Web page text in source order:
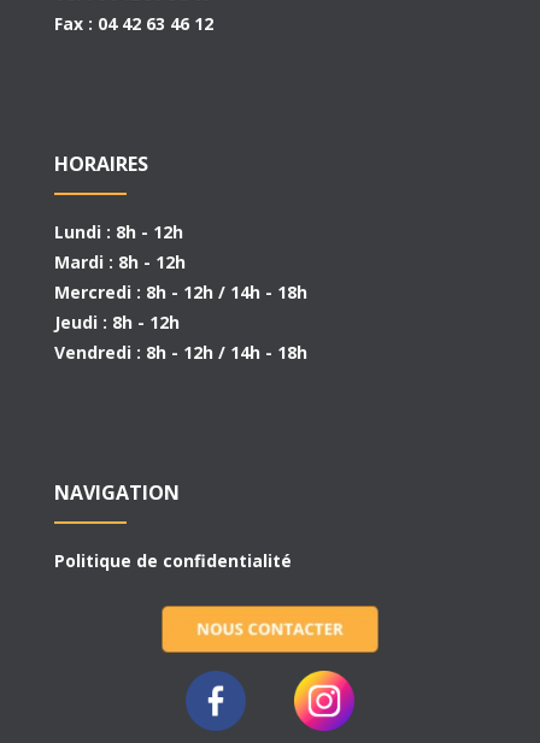
Fax : 04 42 63 46 12
HORAIRES
Lundi : 8h - 12h
Mardi : 8h - 12h
Mercredi : 8h - 12h / 14h - 18h
Jeudi : 8h - 12h
Vendredi : 8h - 12h / 14h - 18h
NAVIGATION
Politique de confidentialité